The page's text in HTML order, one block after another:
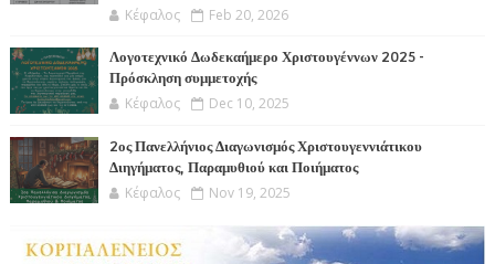
Κέφαλος Feb 20, 2026
Λογοτεχνικό Δωδεκαήμερο Χριστουγέννων 2025 -
Πρόσκληση συμμετοχής
Κέφαλος Dec 10, 2025
2ος Πανελλήνιος Διαγωνισμός Χριστουγεννιάτικου
Διηγήματος, Παραμυθιού και Ποιήματος
Κέφαλος Nov 19, 2025